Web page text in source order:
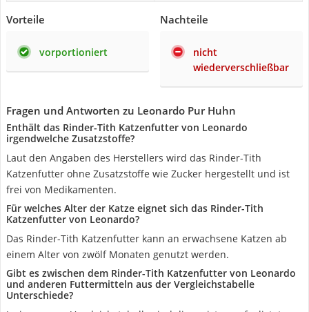
Vorteile
vorportioniert
Nachteile
nicht
wiederverschließbar
Fragen und Antworten zu Leonardo Pur Huhn
Enthält das Rinder-Tith Katzenfutter von Leonardo
irgendwelche Zusatzstoffe?
Laut den Angaben des Herstellers wird das Rinder-Tith
Katzenfutter ohne Zusatzstoffe wie Zucker hergestellt und ist
frei von Medikamenten.
Für welches Alter der Katze eignet sich das Rinder-Tith
Katzenfutter von Leonardo?
Das Rinder-Tith Katzenfutter kann an erwachsene Katzen ab
einem Alter von zwölf Monaten genutzt werden.
Gibt es zwischen dem Rinder-Tith Katzenfutter von Leonardo
und anderen Futtermitteln aus der Vergleichstabelle
Unterschiede?